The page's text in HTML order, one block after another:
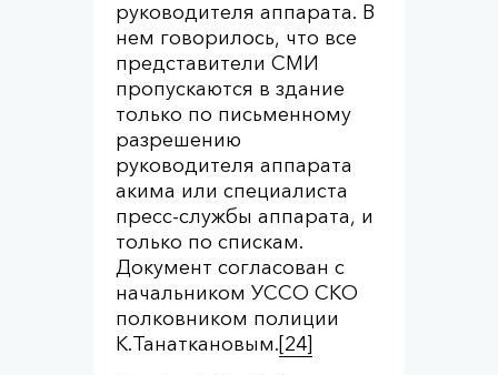
руководителя аппарата. В
нем говорилось, что все
представители СМИ
пропускаются в здание
только по письменному
разрешению
руководителя аппарата
акима или специалиста
пресс-службы аппарата, и
только по спискам.
Документ согласован с
начальником УССО СКО
полковником полиции
К.Танаткановым.[24]